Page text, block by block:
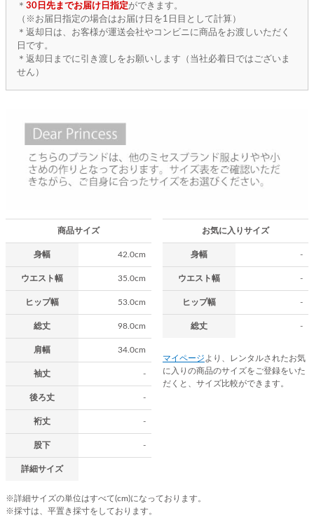
＊ 30日先までお届け日指定ができます。
（※お届日指定の場合はお届け日を1日目として計算）
＊返却日は、お客様が運送会社やコンビニに商品をお渡しいただく
日です。
＊返却日までに引き渡しをお願いします（当社必着日ではございま
せん）
商品サイズ
身幅 42.0cm
ウエスト幅 35.0cm
ヒップ幅 53.0cm
総丈 98.0cm
肩幅 34.0cm
袖丈 -
後ろ丈 -
裄丈 -
股下 -
詳細サイズ
お気に入りサイズ
身幅 -
ウエスト幅 -
ヒップ幅 -
総丈 -
マイページ より、レンタルされたお気
に入りの商品のサイズをご登録をいた
だくと、サイズ比較ができます。
※詳細サイズの単位はすべて(cm)になっております。
※採寸は、平置き採寸をしております。